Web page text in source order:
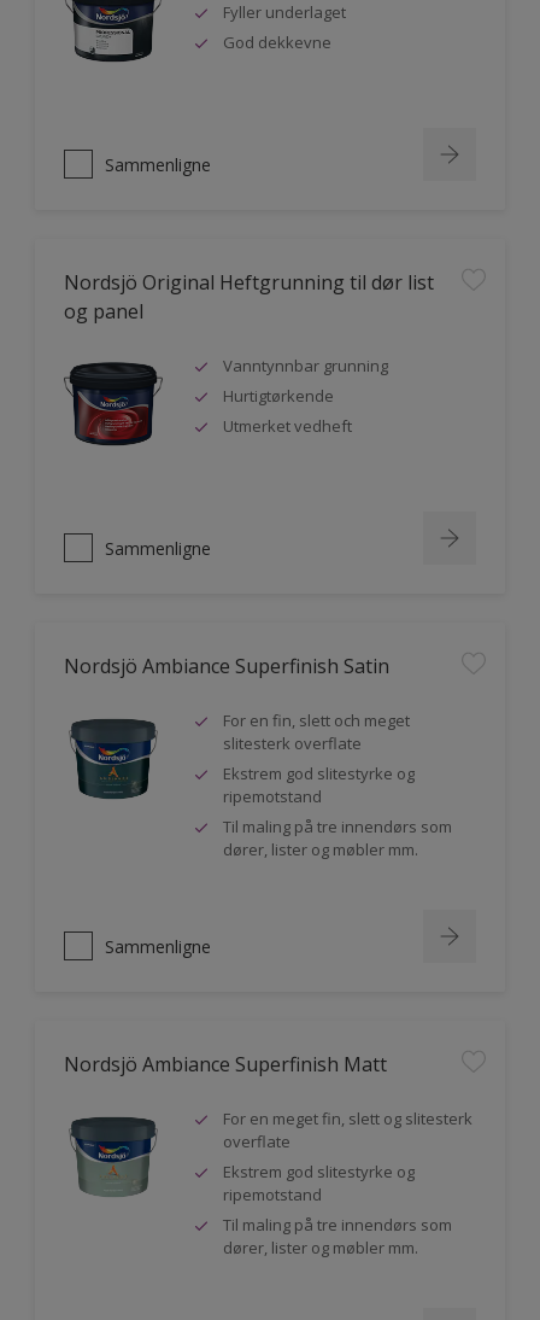
Fyller underlaget
God dekkevne
Sammenligne
Nordsjö Original Heftgrunning til dør list
og panel
Vanntynnbar grunning
Hurtigtørkende
Utmerket vedheft
Sammenligne
Nordsjö Ambiance Superfinish Satin
For en fin, slett och meget
slitesterk overflate
Ekstrem god slitestyrke og
ripemotstand
Til maling på tre innendørs som
dører, lister og møbler mm.
Sammenligne
Nordsjö Ambiance Superfinish Matt
For en meget fin, slett og slitesterk
overflate
Ekstrem god slitestyrke og
ripemotstand
Til maling på tre innendørs som
dører, lister og møbler mm.